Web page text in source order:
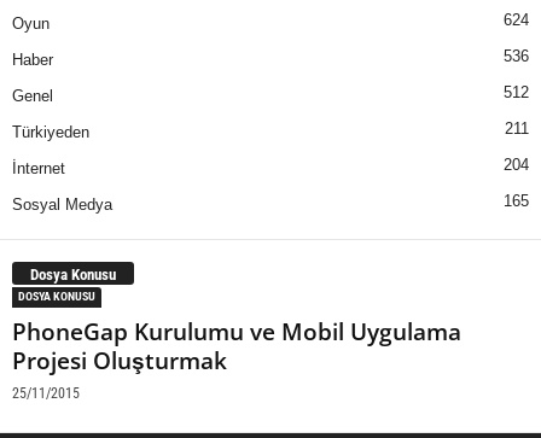
Oyun 624
Haber 536
Genel 512
Türkiyeden 211
İnternet 204
Sosyal Medya 165
Dosya Konusu
DOSYA KONUSU
PhoneGap Kurulumu ve Mobil Uygulama
Projesi Oluşturmak
25/11/2015